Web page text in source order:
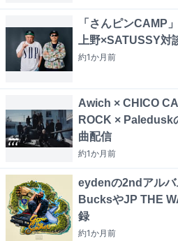
「さんピンCAMP
上野×SATUSSY対
約1か月前
Awich × CHICO
ROCK × Paledusk
曲配信
約1か月前
eydenの2ndアル
BucksやJP THE
録
約1か月前